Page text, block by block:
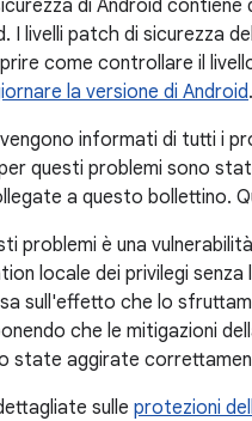
di Android
I livelli patch di sicurezza
come controllare il
la versione di Android.
informati di tutti i
questi problemi sono
a questo bollettino.
problemi è una
locale dei privilegi
sull'effetto che lo
che le mitigazioni
state aggirate
sulle protezioni